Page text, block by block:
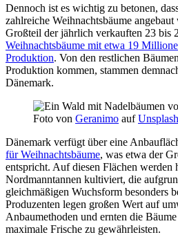
Dennoch ist es wichtig zu betonen,
zahlreiche Weihnachtsbäume
Großteil der jährlich verkauften 23 bis
Weihnachtsbäume mit etwa 19
Produktion. Von den restlichen
Produktion kommen, stammen
Dänemark.
Foto von Geranimo aufUnsplash
Dänemark verfügt über eine
für Weihnachtsbäume, was etwa der
entspricht. Auf diesen Flächen werden
Nordmanntannen kultiviert, die
gleichmäßigen Wuchsform besonders
Produzenten legen großen Wert auf
Anbaumethoden und ernten die
maximale Frische zu gewährleisten.